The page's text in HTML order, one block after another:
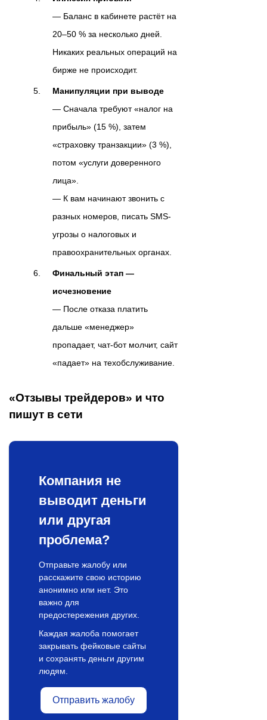
— Баланс в кабинете растёт на
20–50 % за несколько дней.
Никаких реальных операций на
бирже не происходит.
Манипуляции при выводе
— Сначала требуют «налог на
прибыль» (15 %), затем
«страховку транзакции» (3 %),
потом «услуги доверенного
лица».
— К вам начинают звонить с
разных номеров, писать SMS-
угрозы о налоговых и
правоохранительных органах.
Финальный этап —
исчезновение
— После отказа платить
дальше «менеджер»
пропадает, чат-бот молчит, сайт
«падает» на техобслуживание.
«Отзывы трейдеров» и что
пишут в сети
Компания не
выводит деньги
или другая
проблема?
Отправьте жалобу или
расскажите свою историю
анонимно или нет. Это
важно для
предостережения других.
Каждая жалоба помогает
закрывать фейковые сайты
и сохранять деньги другим
людям.
Отправить жалобу